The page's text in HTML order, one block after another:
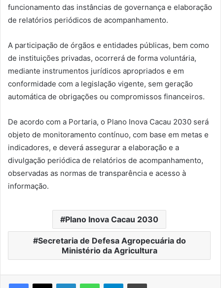
funcionamento das instâncias de governança e elaboração
de relatórios periódicos de acompanhamento.
A participação de órgãos e entidades públicas, bem como
de instituições privadas, ocorrerá de forma voluntária,
mediante instrumentos jurídicos apropriados e em
conformidade com a legislação vigente, sem geração
automática de obrigações ou compromissos financeiros.
De acordo com a Portaria, o Plano Inova Cacau 2030 será
objeto de monitoramento contínuo, com base em metas e
indicadores, e deverá assegurar a elaboração e a
divulgação periódica de relatórios de acompanhamento,
observadas as normas de transparência e acesso à
informação.
Plano Inova Cacau 2030
Secretaria de Defesa Agropecuária do
Ministério da Agricultura
Facebook
X LinkedinWhatsAppTelegramImprimir